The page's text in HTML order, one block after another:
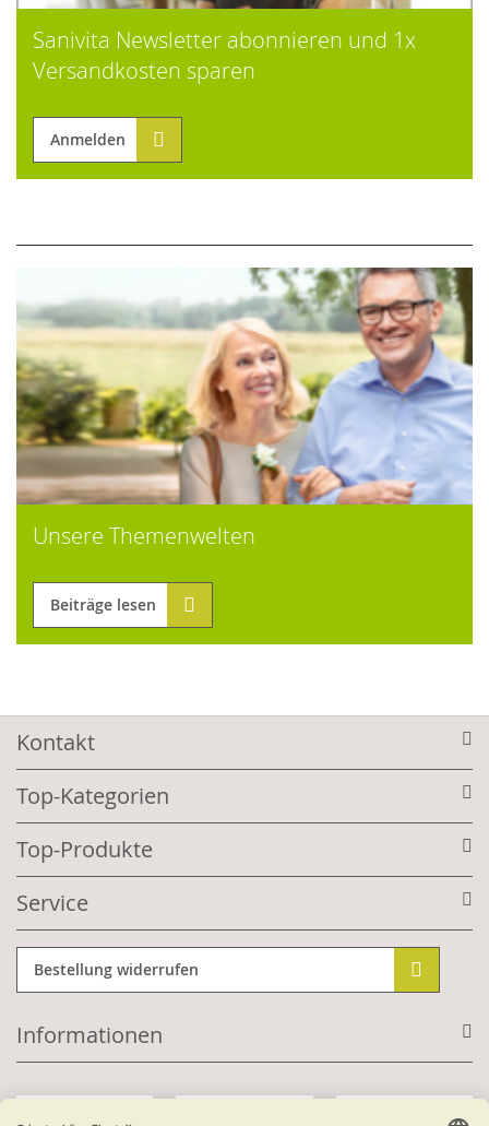
Sanivita Newsletter abonnieren und 1x
Versandkosten sparen
Anmelden
Unsere Themenwelten
Beiträge lesen
Kontakt
Top-Kategorien
Top-Produkte
Service
Bestellung widerrufen
Informationen